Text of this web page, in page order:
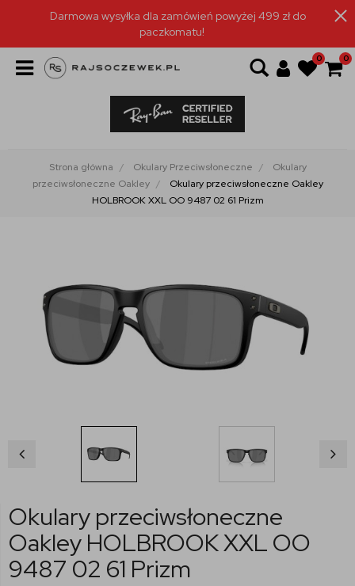
Darmowa wysyłka dla zamówień powyżej 499 zł do
paczkomatu!
0 0
Strona główna Okulary Przeciwsłoneczne
Okulary
przeciwsłoneczne Oakley
Okulary przeciwsłoneczne Oakley
HOLBROOK XXL OO 9487 02 61 Prizm
Okulary przeciwsłoneczne
Oakley HOLBROOK XXL OO
9487 02 61 Prizm